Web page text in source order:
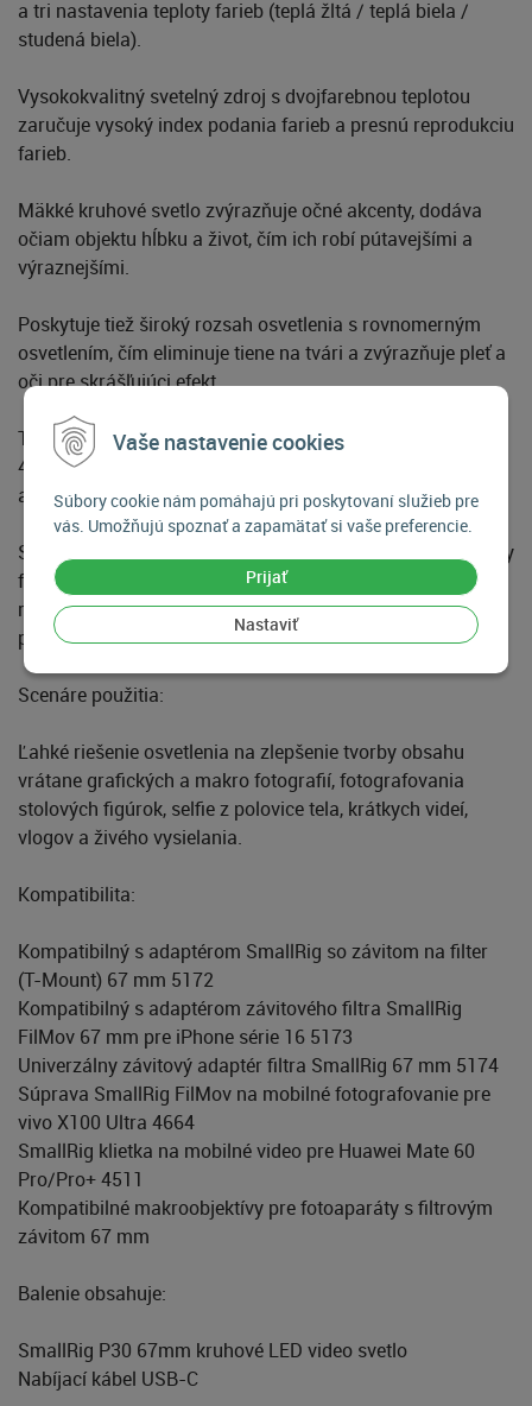
Vaše nastavenie cookies
Súbory cookie nám pomáhajú pri poskytovaní služieb pre
vás. Umožňujú spoznať a zapamätať si vaše preferencie.
Prijať
Nastaviť
a tri nastavenia teploty farieb (teplá žltá / teplá biela /
studená biela).
Vysokokvalitný svetelný zdroj s dvojfarebnou teplotou
zaručuje vysoký index podania farieb a presnú reprodukciu
farieb.
Mäkké kruhové svetlo zvýrazňuje očné akcenty, dodáva
očiam objektu hĺbku a život, čím ich robí pútavejšími a
výraznejšími.
Poskytuje tiež široký rozsah osvetlenia s rovnomerným
osvetlením, čím eliminuje tiene na tvári a zvýrazňuje pleť a
oči pre skrášľujúci efekt.
Tento výrobok je vybavený lítiovou batériou s kapacitou
440 mAh, podporuje nabíjanie cez USB-C a ponúka viac
ako 30 minút nepretržitého používania pri plnom výkone.
Slúži ako komplexné riešenie, ktoré uspokojí potreby hobby
fotografov, blogerov a živých streamerov tým, že účinne
rieši problémy súvisiace so svetelnými efektmi,
prenosnosťou a výdržou batérie.
Scenáre použitia:
Ľahké riešenie osvetlenia na zlepšenie tvorby obsahu
vrátane grafických a makro fotografií, fotografovania
stolových figúrok, selfie z polovice tela, krátkych videí,
vlogov a živého vysielania.
Kompatibilita:
Kompatibilný s adaptérom SmallRig so závitom na filter
(T-Mount) 67 mm 5172
Kompatibilný s adaptérom závitového filtra SmallRig
FilMov 67 mm pre iPhone série 16 5173
Univerzálny závitový adaptér filtra SmallRig 67 mm 5174
Súprava SmallRig FilMov na mobilné fotografovanie pre
vivo X100 Ultra 4664
SmallRig klietka na mobilné video pre Huawei Mate 60
Pro/Pro+ 4511
Kompatibilné makroobjektívy pre fotoaparáty s filtrovým
závitom 67 mm
Balenie obsahuje:
SmallRig P30 67mm kruhové LED video svetlo
Nabíjací kábel USB-C